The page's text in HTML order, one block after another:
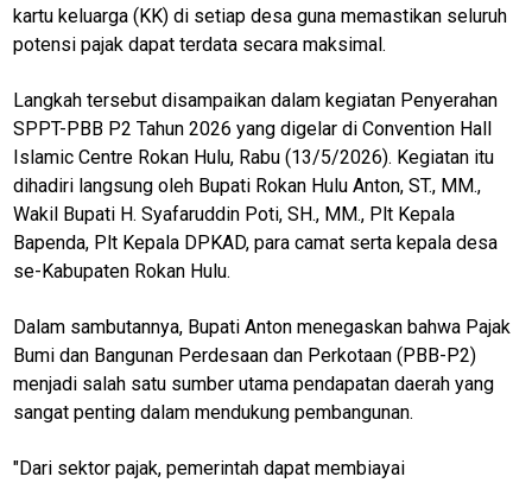
kartu keluarga (KK) di setiap desa guna memastikan seluruh
potensi pajak dapat terdata secara maksimal.
Langkah tersebut disampaikan dalam kegiatan Penyerahan
SPPT-PBB P2 Tahun 2026 yang digelar di Convention Hall
Islamic Centre Rokan Hulu, Rabu (13/5/2026). Kegiatan itu
dihadiri langsung oleh Bupati Rokan Hulu Anton, ST., MM.,
Wakil Bupati H. Syafaruddin Poti, SH., MM., Plt Kepala
Bapenda, Plt Kepala DPKAD, para camat serta kepala desa
se-Kabupaten Rokan Hulu.
Dalam sambutannya, Bupati Anton menegaskan bahwa Pajak
Bumi dan Bangunan Perdesaan dan Perkotaan (PBB-P2)
menjadi salah satu sumber utama pendapatan daerah yang
sangat penting dalam mendukung pembangunan.
"Dari sektor pajak, pemerintah dapat membiayai